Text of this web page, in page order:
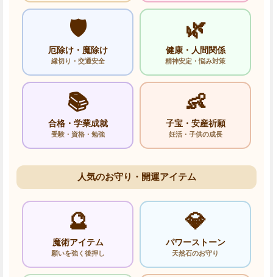
🛡️
厄除け・魔除け
縁切り・交通安全
🌿
健康・人間関係
精神安定・悩み対策
📚
合格・学業成就
受験・資格・勉強
👶
子宝・安産祈願
妊活・子供の成長
人気のお守り・開運アイテム
🔮
魔術アイテム
願いを強く後押し
💎
パワーストーン
天然石のお守り